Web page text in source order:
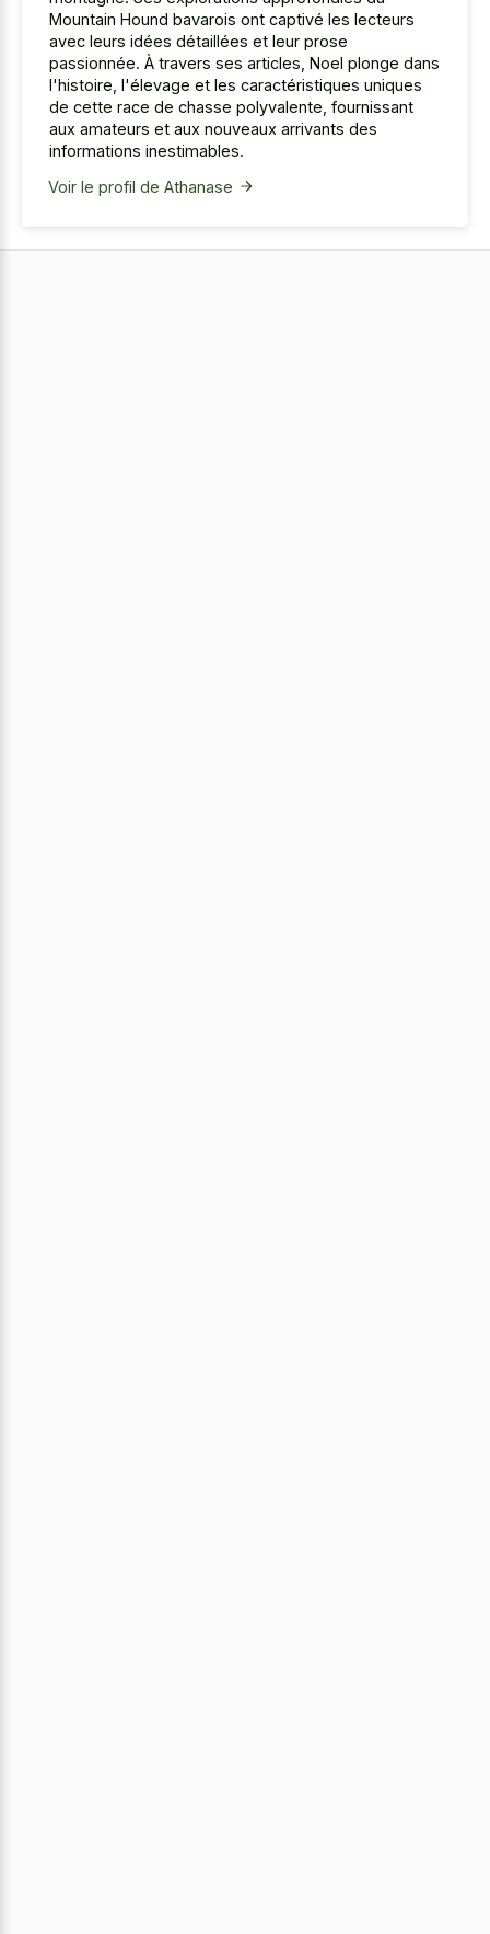
Mountain Hound bavarois ont captivé les lecteurs
avec leurs idées détaillées et leur prose
passionnée. À travers ses articles, Noel plonge dans
l'histoire, l'élevage et les caractéristiques uniques
de cette race de chasse polyvalente, fournissant
aux amateurs et aux nouveaux arrivants des
informations inestimables.
Voir le profil de Athanase